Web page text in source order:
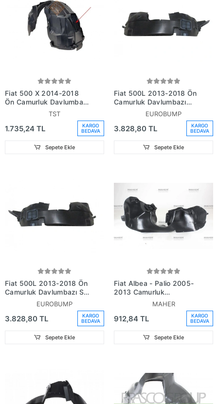
Fiat 500 X 2014-2018
Ön Çamurluk Davlumbazı
Sol (Oem No: 51946951)
TST
1.735,24 TL
KARGO
BEDAVA
Sepete Ekle
Fiat 500L 2013-2018 Ön
Çamurluk Davlumbazı
Sağ (Plastik Enjeksiyon)
(51886040))
EUROBUMP
3.828,80 TL
KARGO
BEDAVA
Sepete Ekle
Fiat 500L 2013-2018 Ön
Çamurluk Davlumbazı Sol
(Plastik Enjeksiyon)
(51886038))
EUROBUMP
3.828,80 TL
KARGO
BEDAVA
Sepete Ekle
Fiat Albea - Palio 2005-
2013 Çamurluk
Davlumbazı Ön Sol (Oem
MAHER
912,84 TL
KARGO
BEDAVA
Sepete Ekle